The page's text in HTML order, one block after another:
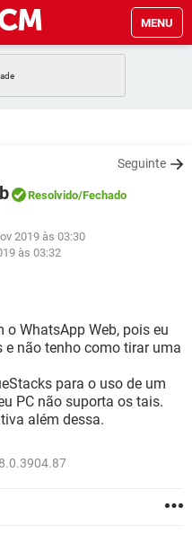
MENU
GMAIL
GMAIL
WHATSAPP
EXCEL
WHATSAPP
GMAIL
EXCEL
GMAIL
Seguinte
Resolvido/Fechado
2019 às 03:30
às 03:32
WhatsApp Web, pois eu
não tenho como tirar uma
para o uso de um
PC não suporta os tais.
além dessa.